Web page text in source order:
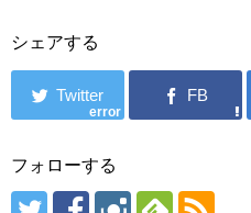
シェアする
error
フォローする